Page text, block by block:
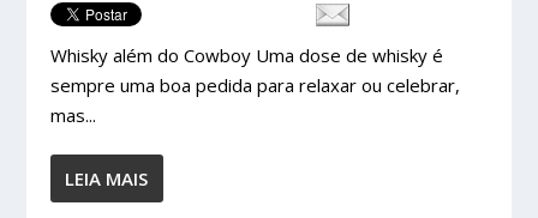
Whisky além do Cowboy Uma dose de whisky é
sempre uma boa pedida para relaxar ou celebrar,
mas...
LEIA MAIS